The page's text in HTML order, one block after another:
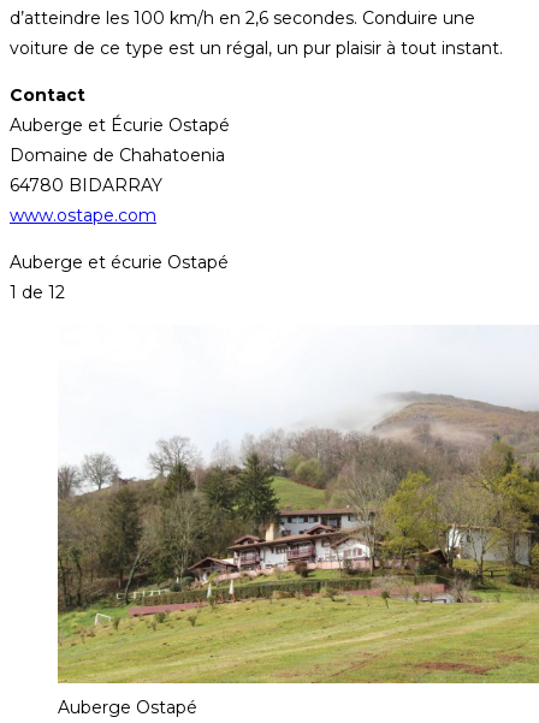
d’atteindre les 100 km/h en 2,6 secondes. Conduire une
voiture de ce type est un régal, un pur plaisir à tout instant.
Contact
Auberge et Écurie Ostapé
Domaine de Chahatoenia
64780 BIDARRAY
www.ostape.com
Auberge et écurie Ostapé
1 de 12
Auberge Ostapé